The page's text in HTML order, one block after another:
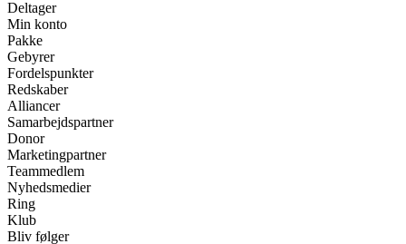
Deltager
Min konto
Pakke
Gebyrer
Fordelspunkter
Redskaber
Alliancer
Samarbejdspartner
Donor
Marketingpartner
Teammedlem
Nyhedsmedier
Ring
Klub
Bliv følger